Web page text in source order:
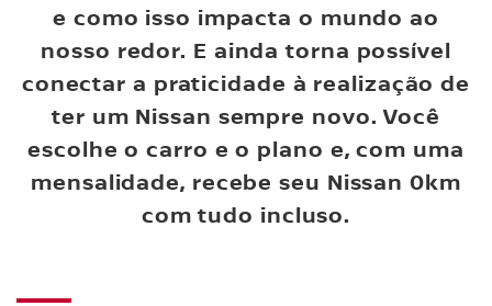
e como isso impacta o mundo ao
nosso redor. E ainda torna possível
conectar a praticidade à realização de
ter um Nissan sempre novo. Você
escolhe o carro e o plano e, com uma
mensalidade, recebe seu Nissan 0km
com tudo incluso.